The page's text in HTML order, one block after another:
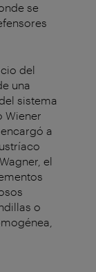
se
del
una
sistema
Wiener
a
el
o